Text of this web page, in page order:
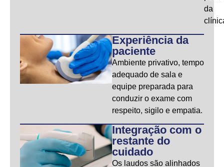
da
Experiência da
paciente
Ambiente privativo, tempo
adequado de sala e
equipe preparada para
conduzir o exame com
respeito, sigilo e empatia.
Integração com o
restante do
cuidado
Os laudos são alinhados